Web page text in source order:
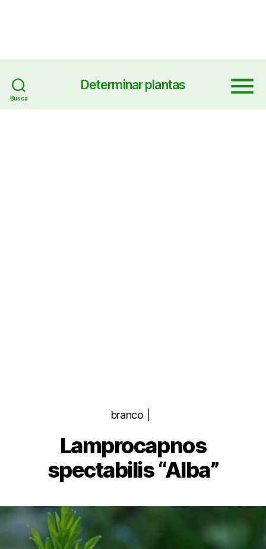
Busca
Determinar plantas Menu
Categorias
branco |
Lamprocapnos
spectabilis “Alba”